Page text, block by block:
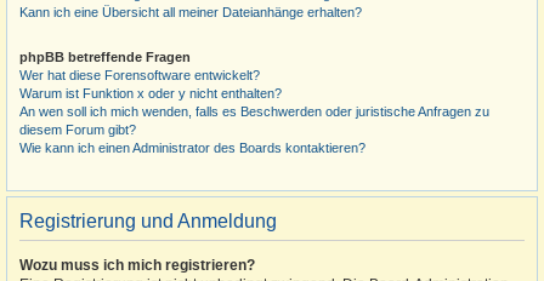
Kann ich eine Übersicht all meiner Dateianhänge erhalten?
phpBB betreffende Fragen
Wer hat diese Forensoftware entwickelt?
Warum ist Funktion x oder y nicht enthalten?
An wen soll ich mich wenden, falls es Beschwerden oder juristische Anfragen zu
diesem Forum gibt?
Wie kann ich einen Administrator des Boards kontaktieren?
Registrierung und Anmeldung
Wozu muss ich mich registrieren?